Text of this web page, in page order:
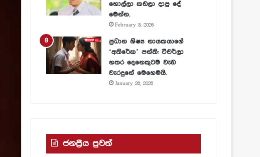
හොල්ලා කඩලා දාපු දේ
මෙන්න.
February 3, 2026
ප්‍රධාන ශිෂ්‍ය නායකයාගේ
‘අතිරේක’ පන්ති: ටීචර්ලා
හතර දෙනෙකුටම වැඩ
වැරදුනේ මෙහෙමයි.
January 26, 2026
ජනප්‍රීය පුවත්